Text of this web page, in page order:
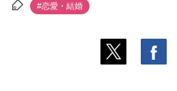
#恋愛・結婚